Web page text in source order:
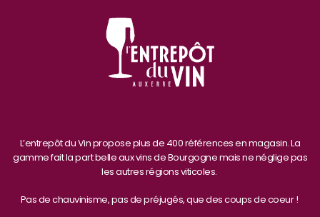
L’entrepôt du Vin propose plus de 400 références en magasin. La
gamme fait la part belle aux vins de Bourgogne mais ne néglige pas
les autres régions viticoles.
Pas de chauvinisme, pas de préjugés, que des coups de coeur !